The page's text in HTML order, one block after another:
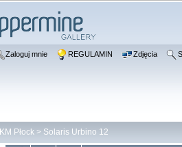
Zaloguj mnie REGULAMIN Zdjęcia
KM Płock > Solaris Urbino 12